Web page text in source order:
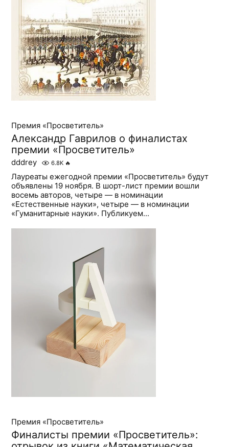
Премия «Просветитель»
Александр Гаврилов о финалистах
премии «Просветитель»
dddrey 6.8K 🔥
Лауреаты ежегодной премии «Просветитель» будут
объявлены 19 ноября. В шорт-лист премии вошли
восемь авторов, четыре — в номинации
«Естественные науки», четыре — в номинации
«Гуманитарные науки». Публикуем...
Премия «Просветитель»
Финалисты премии «Просветитель»: